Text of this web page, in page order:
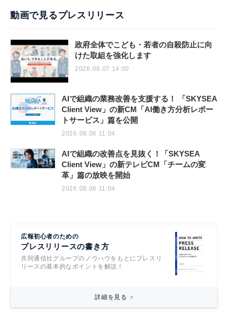
動画で見るプレスリリース
政府全体でこども・若者の自殺防止に向
けた取組を強化します
2026.08.07 14:00
AIで組織の業務改善を支援する！ 「SKYSEA
Client View」の新CM「AI働き方分析レポー
トサービス」篇を公開
2026.08.06 11:04
AIで組織の改善点を見抜く！「SKYSEA
Client View」の新テレビCM「チームの変
革」篇の放映を開始
2026.08.06 11:04
広報初心者のための
プレスリリースの書き方
共同通信社グループのノウハウをもとにプレスリ
リースの基本的なポイントを解説！
詳細を見る